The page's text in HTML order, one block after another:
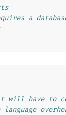
a
have to